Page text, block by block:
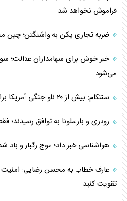
فراموش نخواهد شد
ضربه تجاری پکن به واشنگتن؛ چین
خبر خوش برای سهامداران عدالت؛
می‌شود
سنتکام: بیش از ۲۰ ناو جنگی آمریکا برای محاصره ایران مستقرند
رودری و بارسلونا به توافق رسیدند؛
هواشناسی خبر داد؛ موج رگبار و باد
عارف خطاب به محسن رضایی: امنیت
تقویت کنید